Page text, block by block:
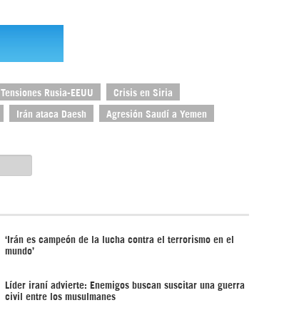
Tensiones Rusia-EEUU Crisis en Siria
Irán ataca Daesh Agresión Saudí a Yemen
‘Irán es campeón de la lucha contra el terrorismo en el
mundo’
Líder iraní advierte: Enemigos buscan suscitar una guerra
civil entre los musulmanes